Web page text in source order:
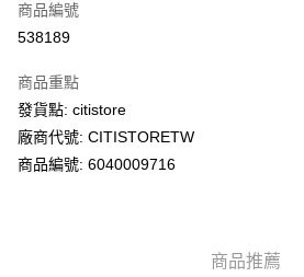
AlipayHK
WeChat Pay
送貨方式
商品編號
538189
商品重點
發貨點: citistore
廠商代號: CITISTORETW
商品編號: 6040009716
商品推薦